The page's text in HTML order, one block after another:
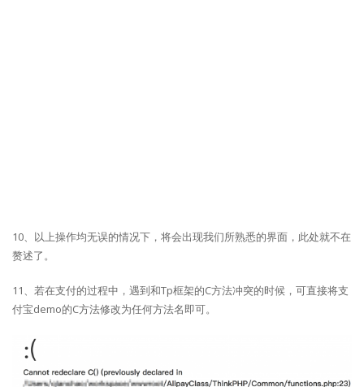
10、以上操作均无误的情况下，将会出现我们所熟悉的界面，此处就不在
赘述了。
11、若在支付的过程中，遇到和Tp框架的C方法冲突的时候，可直接将支
付宝demo的C方法修改为任何方法名即可。